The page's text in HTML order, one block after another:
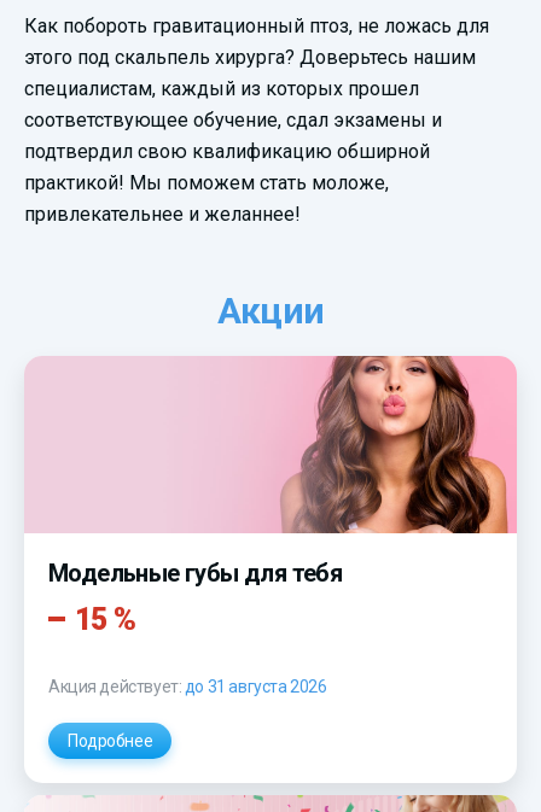
Как побороть гравитационный птоз, не ложась для
этого под скальпель хирурга? Доверьтесь нашим
специалистам, каждый из которых прошел
соответствующее обучение, сдал экзамены и
подтвердил свою квалификацию обширной
практикой! Мы поможем стать моложе,
привлекательнее и желаннее!
Акции
Модельные губы для тебя
15 %
Акция действует: до 31 августа 2026
Подробнее